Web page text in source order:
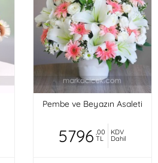
Pembe ve Beyazın Asaleti
5796 ,00
TL
KDV
Dahil